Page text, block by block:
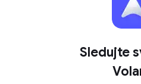
Sledujte